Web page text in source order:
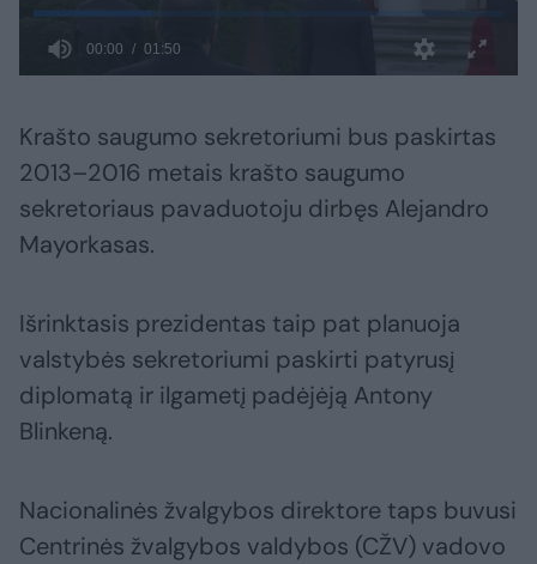
Krašto saugumo sekretoriumi bus paskirtas
2013–2016 metais krašto saugumo
sekretoriaus pavaduotoju dirbęs Alejandro
Mayorkasas.
Išrinktasis prezidentas taip pat planuoja
valstybės sekretoriumi paskirti patyrusį
diplomatą ir ilgametį padėjėją Antony
Blinkeną.
Nacionalinės žvalgybos direktore taps buvusi
Centrinės žvalgybos valdybos (CŽV) vadovo